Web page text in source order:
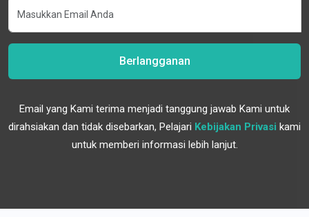
Berlangganan
Email yang Kami terima menjadi tanggung jawab Kami untuk
dirahsiakan dan tidak disebarkan, Pelajari Kebijakan Privasi kami
untuk memberi informasi lebih lanjut.